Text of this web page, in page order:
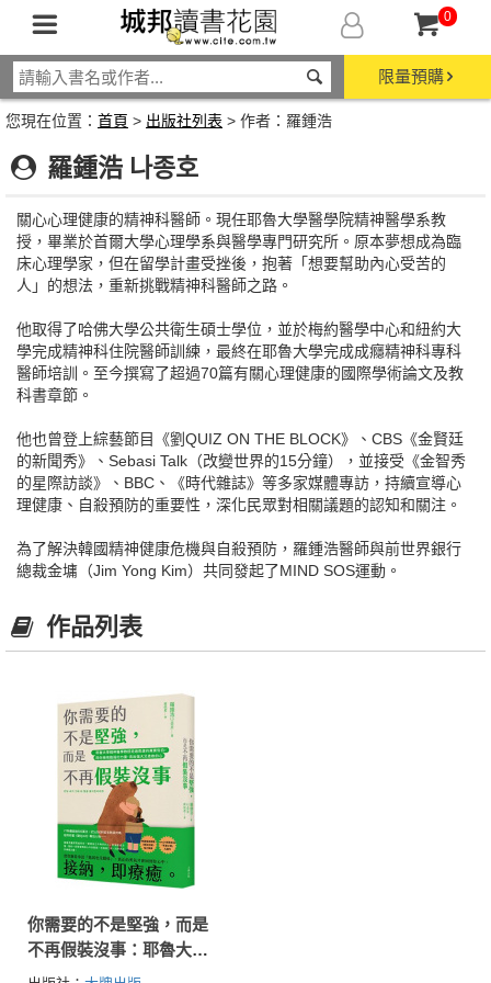
0
限量預購
您現在位置： 首頁 > 出版社列表 > 作者：羅鍾浩
羅鍾浩 나종호
關心心理健康的精神科醫師。現任耶魯大學醫學院精神醫學系教
授，畢業於首爾大學心理學系與醫學專門研究所。原本夢想成為臨
床心理學家，但在留學計畫受挫後，抱著「想要幫助內心受苦的
人」的想法，重新挑戰精神科醫師之路。
他取得了哈佛大學公共衛生碩士學位，並於梅約醫學中心和紐約大
學完成精神科住院醫師訓練，最終在耶魯大學完成成癮精神科專科
醫師培訓。至今撰寫了超過70篇有關心理健康的國際學術論文及教
科書章節。
他也曾登上綜藝節目《劉QUIZ ON THE BLOCK》、CBS《金賢廷
的新聞秀》、Sebasi Talk（改變世界的15分鐘），並接受《金智秀
的星際訪談》、BBC、《時代雜誌》等多家媒體專訪，持續宣導心
理健康、自殺預防的重要性，深化民眾對相關議題的認知和關注。
為了解決韓國精神健康危機與自殺預防，羅鍾浩醫師與前世界銀行
總裁金墉（Jim Yong Kim）共同發起了MIND SOS運動。
作品列表
你需要的不是堅強，而是
不再假裝沒事：耶魯大學
精神醫學教授走過焦慮的